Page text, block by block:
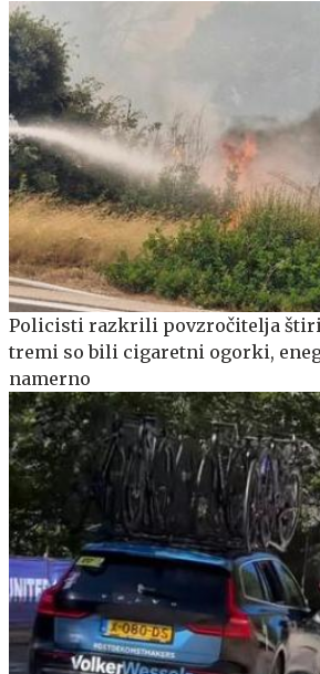
Policisti razkrili povzročitelja
tremi so bili cigaretni ogorki,
namerno